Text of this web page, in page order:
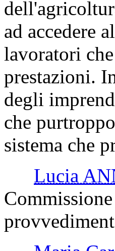
ad accedere
lavoratori
prestazioni.
degli
che
sistema che
Lucia